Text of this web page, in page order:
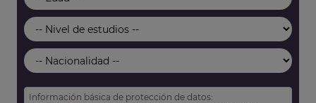
Información básica de protección de datos: